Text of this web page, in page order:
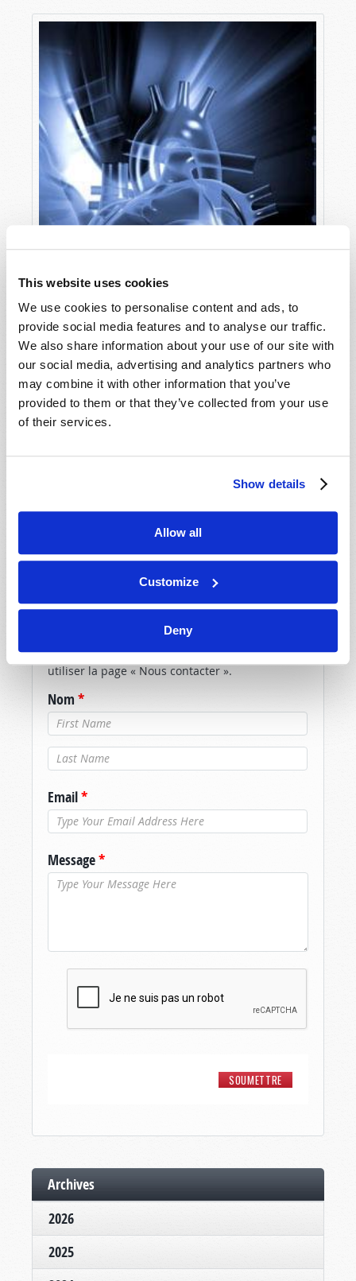
This website uses cookies
We use cookies to personalise content and ads, to
provide social media features and to analyse our traffic.
We also share information about your use of our site with
our social media, advertising and analytics partners who
may combine it with other information that you’ve
provided to them or that they’ve collected from your use
of their services.
Show details
Allow all
Customize
Deny
L’INFATIGABLE CŒUR HUMAIN
DITES-NOUS CE QUE VOUS PENSEZ !
peut que nous n’ayons pas le temps de
répondre dans les plus brefs délais. Si vous avez
besoin d’une réponse immédiate, veuillez
utiliser la page « Nous contacter ».
Nom *
Nom de
famille*
Email*
Message*
Archives
2026
2025